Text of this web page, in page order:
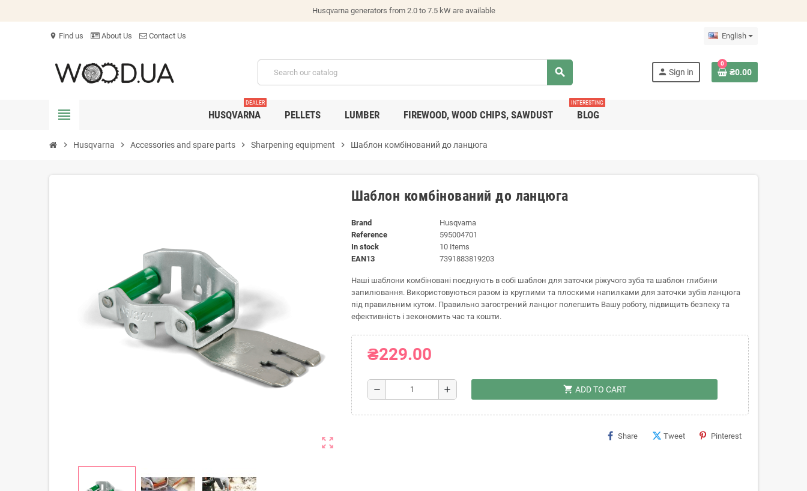
Husqvarna generators from 2.0 to 7.5 kW are available
location_on Find us About Us Contact Us English
search person Sign in
0
₴0.00
view_headline HUSQVARNA
DEALER
PELLETS LUMBER FIREWOOD, WOOD CHIPS, SAWDUST BLOG
INTERESTING
chevron_right Husqvarna chevron_right Accessories and spare parts chevron_right Sharpening equipment chevron_right Шаблон комбінований до ланцюга
zoom_out_map
Шаблон комбінований до ланцюга
Brand
Husqvarna
Reference
595004701
In stock
10 Items
EAN13
7391883819203
Наші шаблони комбіновані поєднують в собі шаблон для заточки ріжучого зуба та шаблон глибини
запилювання. Використовуються разом із круглими та плоскими напилками для заточки зубів ланцюга
під правильним кутом. Правильно загострений ланцюг полегшить Вашу роботу, підвищить безпеку та
ефективність і зекономить час та кошти.
₴229.00
remove add shopping_cart ADD TO CART
Share Tweet Pinterest